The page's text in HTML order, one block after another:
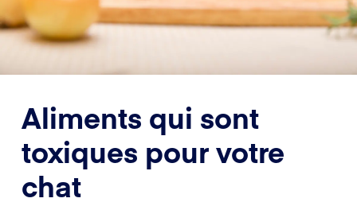
Aliments qui sont
toxiques pour votre
chat